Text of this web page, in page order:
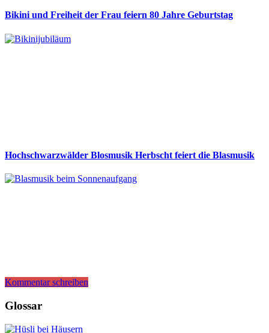
Bikini und Freiheit der Frau feiern 80 Jahre Geburtstag
Hochschwarzwälder Blosmusik Herbscht feiert die Blasmusik
Kommentar schreiben
Glossar